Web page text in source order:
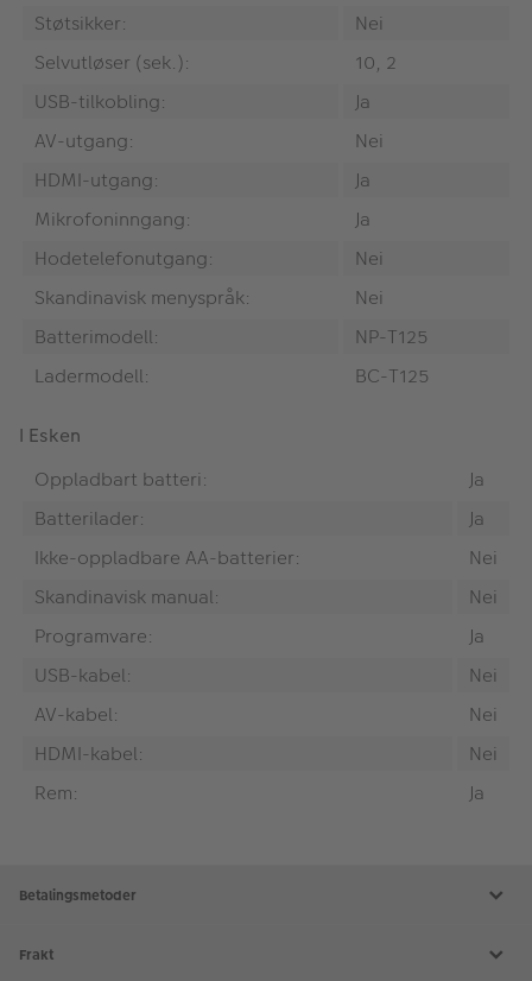
Støtsikker:
Nei
Selvutløser (sek.):
10, 2
USB-tilkobling:
Ja
AV-utgang:
Nei
HDMI-utgang:
Ja
Mikrofoninngang:
Ja
Hodetelefonutgang:
Nei
Skandinavisk menyspråk:
Nei
Batterimodell:
NP-T125
Ladermodell:
BC-T125
I Esken
Oppladbart batteri:
Ja
Batterilader:
Ja
Ikke-oppladbare AA-batterier:
Nei
Skandinavisk manual:
Nei
Programvare:
Ja
USB-kabel:
Nei
AV-kabel:
Nei
HDMI-kabel:
Nei
Rem:
Ja
Betalingsmetoder
Frakt